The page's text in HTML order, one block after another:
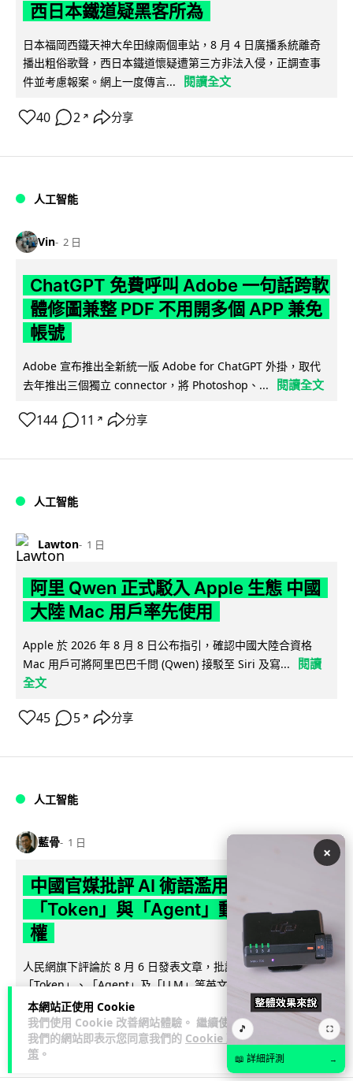
本網站正使用 Cookie
我們使用 Cookie 改善網站體驗。 繼續使用
我們的網站即表示您同意我們的 Cookie 政
策 。
西日本鐵道疑黑客所為
日本福岡西鐵天神大牟田線兩個車站，8 月 4 日廣播系統離奇
播出粗俗歌聲，西日本鐵道懷疑遭第三方非法入侵，正調查事
件並考慮報案。網上一度傳言...
閱讀全文
40 2 ↗ 分享
人工智能
Vin 2 日
ChatGPT 免費呼叫 Adobe 一句話跨軟
體修圖兼整 PDF 不用開多個 APP 兼免
帳號
Adobe 宣布推出全新統一版 Adobe for ChatGPT 外掛，取代
去年推出三個獨立 connector，將 Photoshop、...
閱讀全文
144 11 ↗ 分享
人工智能
Lawton 1 日
阿里 Qwen 正式駁入 Apple 生態 中國
大陸 Mac 用戶率先使用
Apple 於 2026 年 8 月 8 日公布指引，確認中國大陸合資格
Mac 用戶可將阿里巴巴千問 (Qwen) 接駁至 Siri 及寫...
閱讀
全文
45 5 ↗ 分享
人工智能
藍骨 1 日
中國官媒批評 AI 術語濫用英文 稱
「Token」與「Agent」動搖科技話語
權
人民網旗下評論於 8 月 6 日發表文章，批評中國廣泛使用
「Token」、「Agent」及「LLM」等英文術語，認為做法侵蝕
中文表意空間及科... 閱讀全文
789 341↗ 分享
×
🎵 ⛶
📖 詳細評測 →